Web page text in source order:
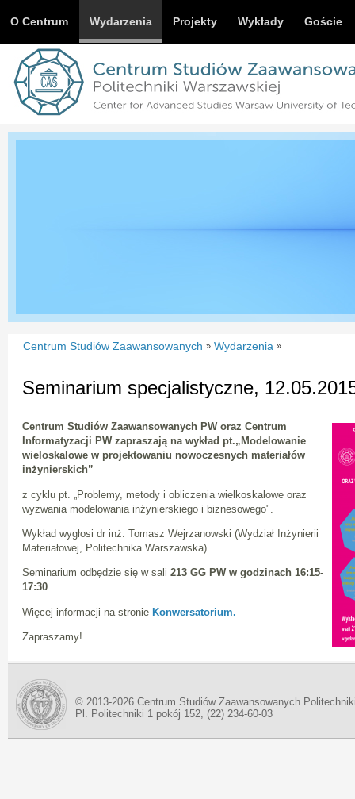
O Centrum Wydarzenia Projekty Wykłady Goście
Centrum Studiów Zaawansowanych » Wydarzenia »
Seminarium specjalistyczne,
Centrum Studiów Zaawansowanych PW oraz Centrum
Informatyzacji PW zapraszają na wykład pt.„Modelowanie
wieloskalowe w projektowaniu nowoczesnych materiałów
inżynierskich”
z cyklu pt. „Problemy, metody i obliczenia wielkoskalowe oraz
wyzwania modelowania inżynierskiego i biznesowego".
Wykład wygłosi dr inż. Tomasz Wejrzanowski (Wydział Inżynierii
Materiałowej, Politechnika Warszawska).
Seminarium odbędzie się w sali 213 GG PW w godzinach 16:15-
17:30.
Więcej informacji na stronie Konwersatorium.
Zapraszamy!
© 2013-2026 Centrum Studiów Zaawansowanych
Pl. Politechniki 1 pokój 152, (22) 234-60-03